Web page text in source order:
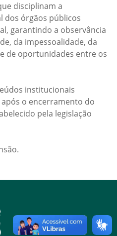
disciplinam a
dos órgãos públicos
garantindo a observância
da impessoalidade, da
de oportunidades entre os
institucionais
o encerramento do
pela legislação